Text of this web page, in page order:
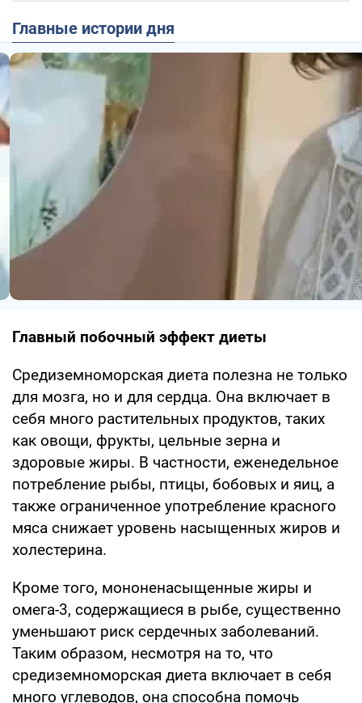
Главные истории дня
Главный побочный эффект диеты
Средиземноморская диета полезна не только
для мозга, но и для сердца. Она включает в
себя много растительных продуктов, таких
как овощи, фрукты, цельные зерна и
здоровые жиры. В частности, еженедельное
потребление рыбы, птицы, бобовых и яиц, а
также ограниченное употребление красного
мяса снижает уровень насыщенных жиров и
холестерина.
Кроме того, мононенасыщенные жиры и
омега-3, содержащиеся в рыбе, существенно
уменьшают риск сердечных заболеваний.
Таким образом, несмотря на то, что
средиземноморская диета включает в себя
много углеводов, она способна помочь